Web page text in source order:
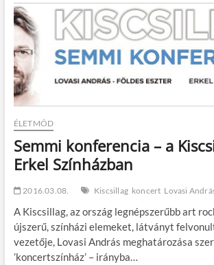
Borfesztiválon
először
utoljára!
ÉLETMÓD
Semmi konferencia – a
Erkel Színházban
2016.03.08. Kiscsillag koncert Lovasi
A Kiscsillag, az ország legnépszerűbb art
újszerű, színházi elemeket, látványt
vezetője, Lovasi András meghatározása
’koncertszínház’ – irányba…